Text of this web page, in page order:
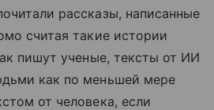
рассказы, написанные
считая такие истории
пишут ученые, тексты от ИИ
как по меньшей мере
от человека, если